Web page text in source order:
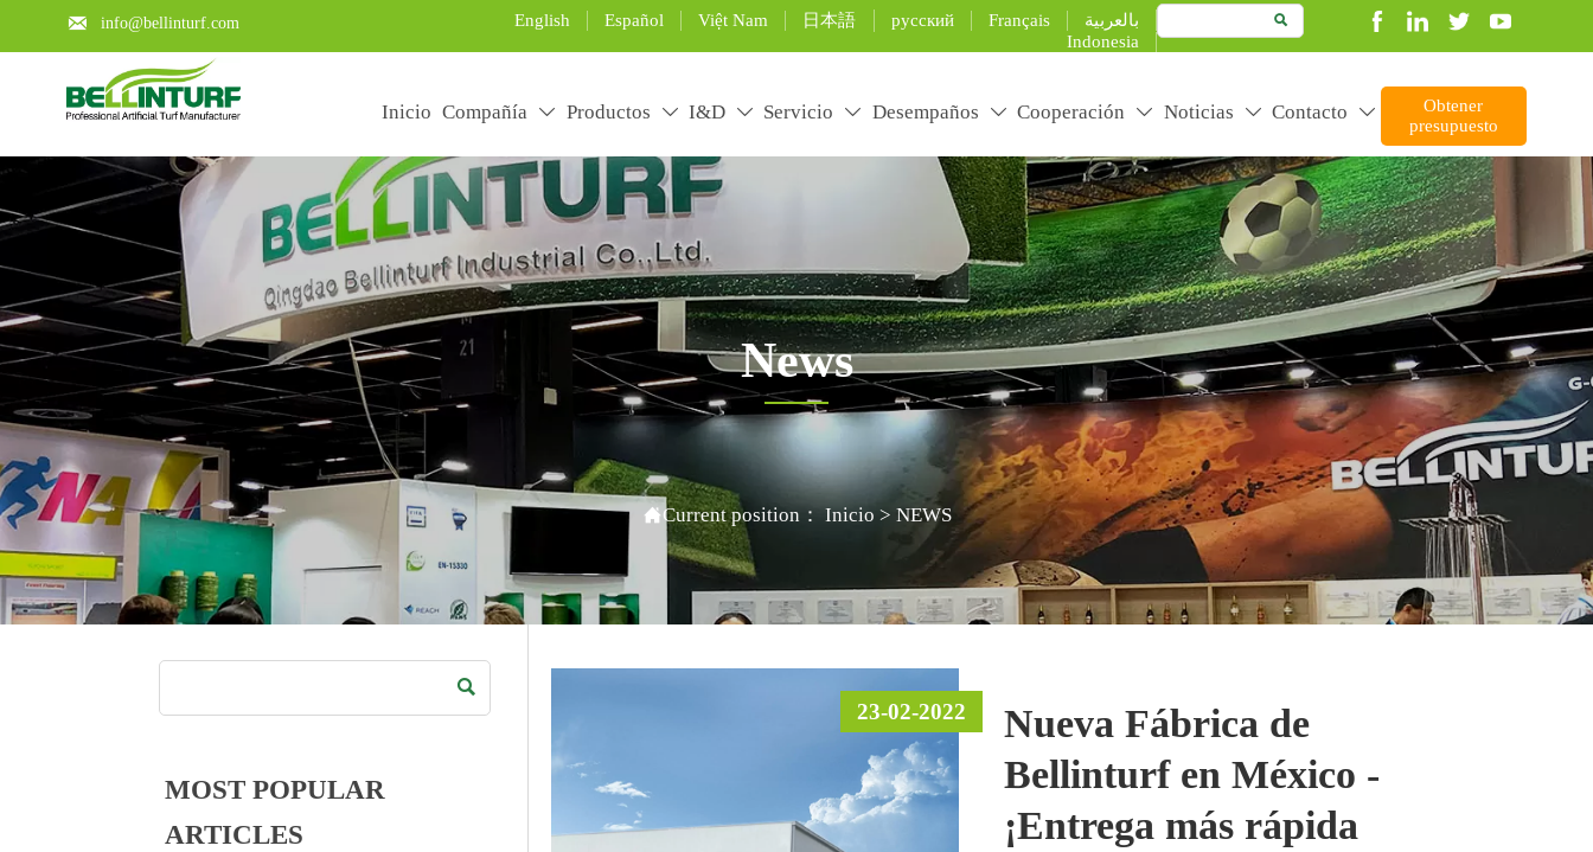
 info@bellinturf.com English Español Việt Nam 日本語 русский Français
بالعربية
Indonesia

Inicio Compañía  Productos  I&D  Servicio  Desempaños  Cooperación  Noticias  Contacto 
Obtener
presupuesto
News
Learn about the key points of artificial grass installation and maintenance, and use the product better to create more value
Current position：Inicio >NEWS

MOST POPULAR
ARTICLES
23-02-2022
Nueva Fábrica de
Bellinturf en México -
¡Entrega más rápida